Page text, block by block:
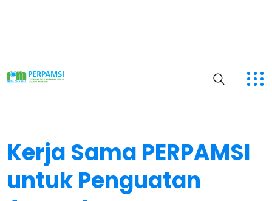
Kerja Sama PERPAMSI
untuk Penguatan